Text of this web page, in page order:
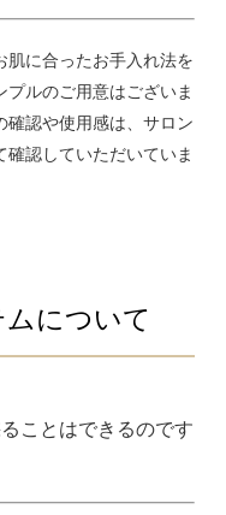
肌に合ったお手入れ法を
プルのご用意はございま
確認や使用感は、サロン
認していただいていま
について
ことはできるのです